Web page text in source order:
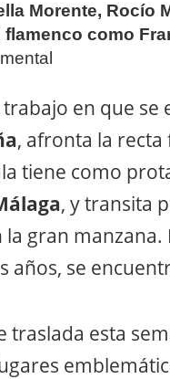
Morente, Rocío
como
mental
trabajo en que se
, afronta la recta
tiene como
, y transita
gran manzana.
años, se
traslada esta